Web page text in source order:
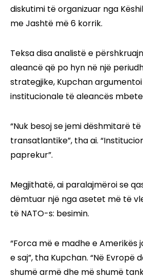
diskutimi të organizuar nga
me Jashtë më 6 korrik.
Teksa disa analistë e
aleancë që po hyn në një
strategjike, Kupchan
institucionale të aleancës
“Nuk besoj se jemi dëshmitarë
transatlantike”, tha ai.
paprekur”.
Megjithatë, ai paralajmëroi se
dëmtuar një nga asetet më të
të NATO-s: besimin.
“Forca më e madhe e
e saj”, tha Kupchan. “Në Evropë
shumë armë dhe më shumë